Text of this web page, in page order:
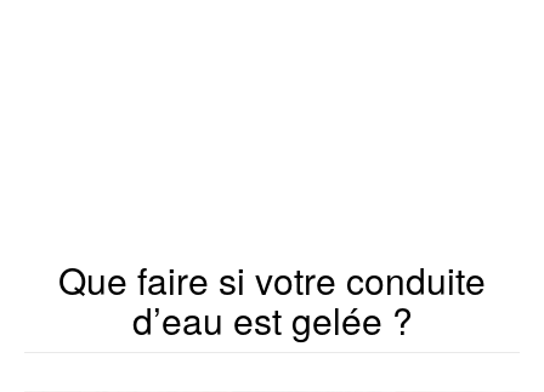
Que faire si votre conduite
d’eau est gelée ?